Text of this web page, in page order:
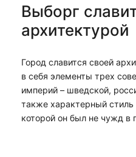
Выборг
архитектурой
Город славится своей
в себя элементы трех
империй – шведской,
также характерный стиль
которой он был не чужд в